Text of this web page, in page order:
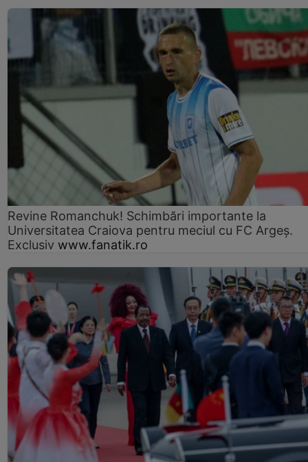
Revine Romanchuk! Schimbări importante la
Universitatea Craiova pentru meciul cu FC Argeş.
Exclusiv www.fanatik.ro